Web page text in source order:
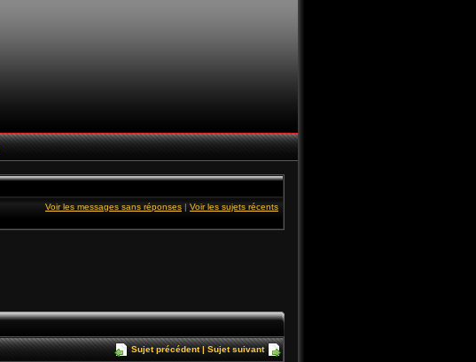
Voir les messages sans réponses | Voir les sujets récents
Sujet précédent| Sujet suivant